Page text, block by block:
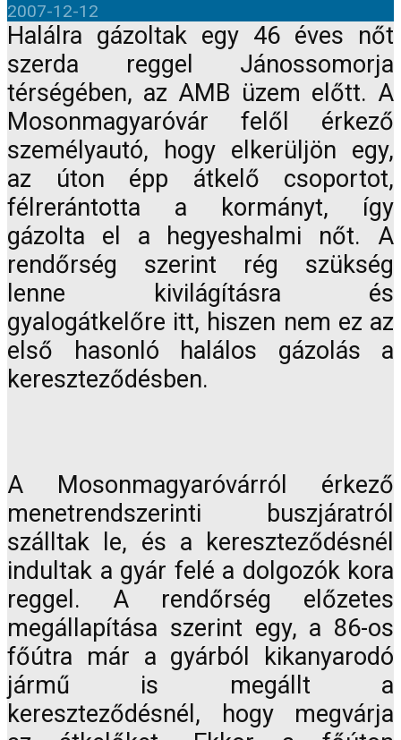
2007-12-12
Halálra gázoltak egy 46 éves nőt
szerda reggel Jánossomorja
térségében, az AMB üzem előtt. A
Mosonmagyaróvár felől érkező
személyautó, hogy elkerüljön egy,
az úton épp átkelő csoportot,
félrerántotta a kormányt, így
gázolta el a hegyeshalmi nőt. A
rendőrség szerint rég szükség
lenne kivilágításra és
gyalogátkelőre itt, hiszen nem ez az
első hasonló halálos gázolás a
kereszteződésben.
A Mosonmagyaróvárról érkező
menetrendszerinti buszjáratról
szálltak le, és a kereszteződésnél
indultak a gyár felé a dolgozók kora
reggel. A rendőrség előzetes
megállapítása szerint egy, a 86-os
főútra már a gyárból kikanyarodó
jármű is megállt a
kereszteződésnél, hogy megvárja